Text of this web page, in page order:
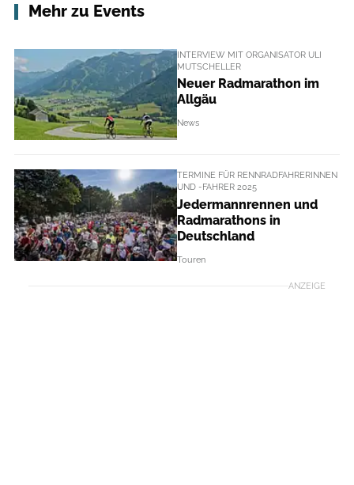
Mehr zu Events
INTERVIEW MIT ORGANISATOR ULI
MUTSCHELLER
Neuer Radmarathon im
Allgäu
News
TERMINE FÜR RENNRADFAHRERINNEN
UND -FAHRER 2025
Jedermannrennen und
Radmarathons in
Deutschland
Touren
ANZEIGE